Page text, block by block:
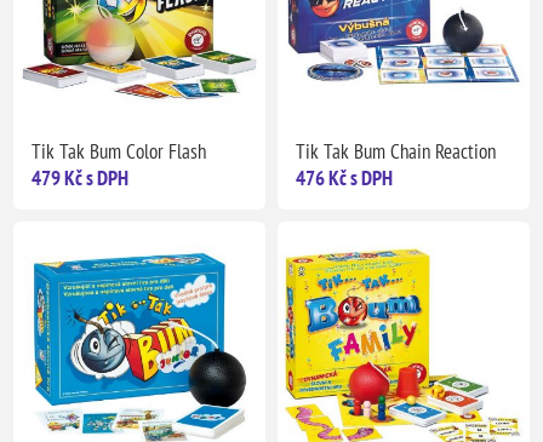
Tik Tak Bum Color Flash
479 Kč s DPH
Tik Tak Bum Chain Reaction
476 Kč s DPH